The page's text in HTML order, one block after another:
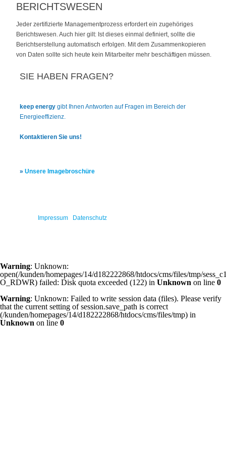
BERICHTSWESEN
Jeder zertifizierte Managementprozess erfordert ein zugehöriges
Berichtswesen. Auch hier gilt: Ist dieses einmal definiert, sollte die
Berichtserstellung automatisch erfolgen. Mit dem Zusammenkopieren
von Daten sollte sich heute kein Mitarbeiter mehr beschäftigen müssen.
SIE HABEN FRAGEN?
keep energy gibt Ihnen Antworten auf Fragen im Bereich der
Energieeffizienz.
Kontaktieren Sie uns!
» Unsere Imagebroschüre
Impressum Datenschutz
Warning: Unknown:
open(/kunden/homepages/14/d182222868/htdocs/cms/files/tmp/
O_RDWR) failed: Disk quota exceeded (122) in Unknown on line 0
Warning: Unknown: Failed to write session data (files). Please verify
that the current setting of session.save_path is correct
(/kunden/homepages/14/d182222868/htdocs/cms/files/tmp) in
Unknown on line 0